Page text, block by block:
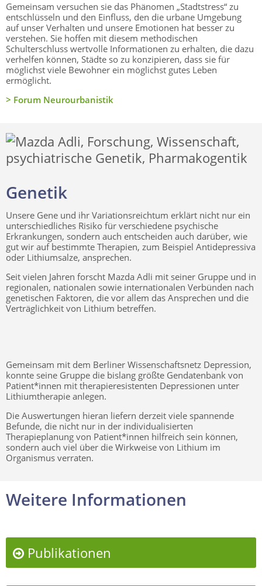
Gemeinsam versuchen sie das Phänomen „Stadtstress“ zu
entschlüsseln und den Einfluss, den die urbane Umgebung
auf unser Verhalten und unsere Emotionen hat besser zu
verstehen. Sie hoffen mit diesem methodischen
Schulterschluss wertvolle Informationen zu erhalten, die dazu
verhelfen können, Städte so zu konzipieren, dass sie für
möglichst viele Bewohner ein möglichst gutes Leben
ermöglicht.
> Forum Neurourbanistik
Genetik
Unsere Gene und ihr Variationsreichtum erklärt nicht nur ein
unterschiedliches Risiko für verschiedene psychische
Erkrankungen, sondern auch entscheiden auch darüber, wie
gut wir auf bestimmte Therapien, zum Beispiel Antidepressiva
oder Lithiumsalze, ansprechen.
Seit vielen Jahren forscht Mazda Adli mit seiner Gruppe und in
regionalen, nationalen sowie internationalen Verbünden nach
genetischen Faktoren, die vor allem das Ansprechen und die
Verträglichkeit von Lithium betreffen.
Gemeinsam mit dem Berliner Wissenschaftsnetz Depression,
konnte seine Gruppe die bislang größte Gendatenbank von
Patient*innen mit therapieresistenten Depressionen unter
Lithiumtherapie anlegen.
Die Auswertungen hieran liefern derzeit viele spannende
Befunde, die nicht nur in der individualisierten
Therapieplanung von Patient*innen hilfreich sein können,
sondern auch viel über die Wirkweise von Lithium im
Organismus verraten.
Weitere Informationen
Publikationen